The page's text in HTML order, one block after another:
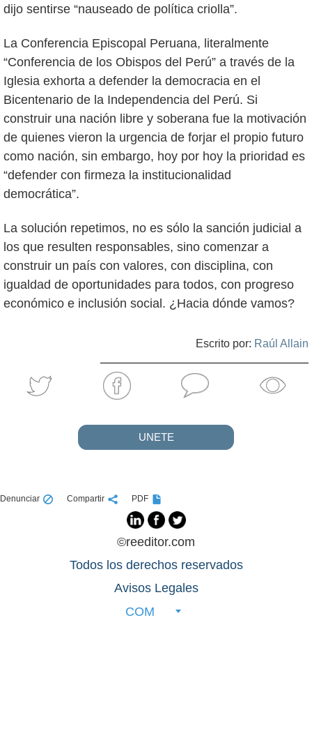
dijo sentirse “nauseado de política criolla”.
La Conferencia Episcopal Peruana, literalmente
“Conferencia de los Obispos del Perú” a través de la
Iglesia exhorta a defender la democracia en el
Bicentenario de la Independencia del Perú. Si
construir una nación libre y soberana fue la motivación
de quienes vieron la urgencia de forjar el propio futuro
como nación, sin embargo, hoy por hoy la prioridad es
“defender con firmeza la institucionalidad
democrática”.
La solución repetimos, no es sólo la sanción judicial a
los que resulten responsables, sino comenzar a
construir un país con valores, con disciplina, con
igualdad de oportunidades para todos, con progreso
económico e inclusión social. ¿Hacia dónde vamos?
Escrito por: Raúl Allain
UNETE
Denunciar Compartir PDF
©reeditor.com
Todos los derechos reservados
Avisos Legales